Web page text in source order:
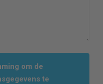
om de
te